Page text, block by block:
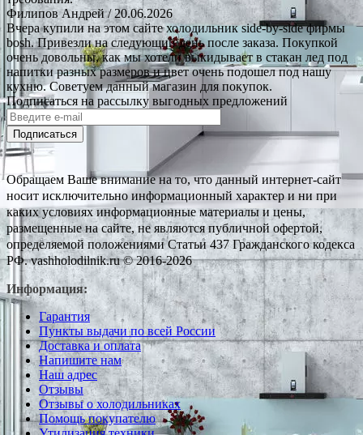
Филипов Андрей/ 20.06.2026
Вчера купили на этом сайте холодильник side-by-side фирмы
bosh. Привезли на следующий день после заказа. Покупкой
очень довольны, как мы хотели выкидывает в стакан лед под
напитки разных размеров и цвет очень подошел под нашу
кухню. Советуем данный магазин для покупок.
Подписаться на рассылку выгодных предложений
Подписаться
Обращаем Ваше внимание на то, что данный интернет-сайт
носит исключительно информационный характер и ни при
каких условиях информационные материалы и цены,
размещенные на сайте, не являются публичной офертой,
определяемой положениями Статьи 437 Гражданского кодекса
РФ. vashholodilnik.ru © 2016-2026
Информация:
Гарантия
Пункты выдачи по всей России
Доставка и оплата
Напишите нам
Наш адрес
Отзывы
Отзывы о холодильниках
Помощь покупателю